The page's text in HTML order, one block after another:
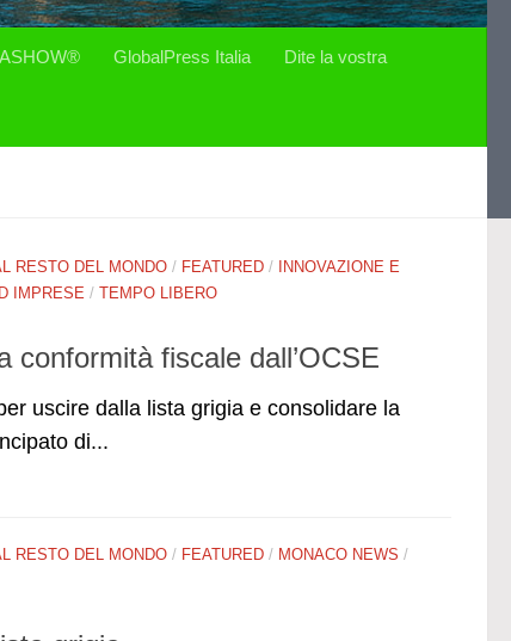
GlobalPress Italia Dite la vostra
RESTO DEL MONDO / FEATURED / INNOVAZIONE E
IMPRESE / TEMPO LIBERO
conformità fiscale dall’OCSE
uscire dalla lista grigia e consolidare la
di...
RESTO DEL MONDO / FEATURED / MONACO NEWS /